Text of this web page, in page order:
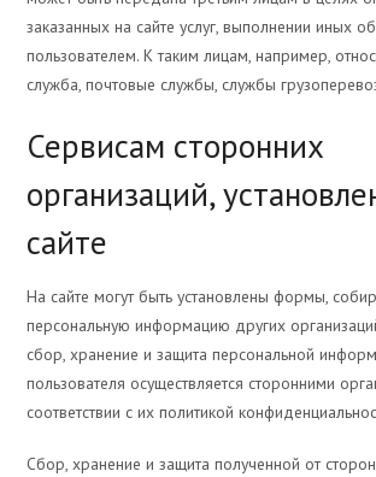
заказанных на сайте услуг, выполнении иных
пользователем. К таким лицам, например,
служба, почтовые службы, службы
Сервисам сторонних
организаций,
сайте
На сайте могут быть установлены формы,
персональную информацию других
сбор, хранение и защита персональной
пользователя осуществляется сторонними
соответствии с их политикой
Сбор, хранение и защита полученной от